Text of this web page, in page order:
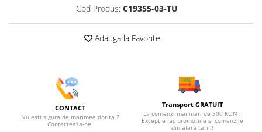
Cod Produs: C19355-03-TU
Adauga la Favorite
CONTACT
Nu esti sigura de marimea dorita ?
Contacteaza-ne!
Transport GRATUIT
La comenzi mai mari de 500 RON !
Exceptie fac promotiile si comenzile
din afara tarii!!